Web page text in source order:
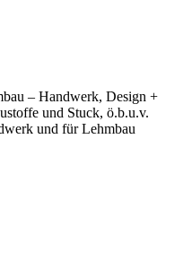
– Handwerk, Design +
und Stuck, ö.b.u.v.
und für Lehmbau